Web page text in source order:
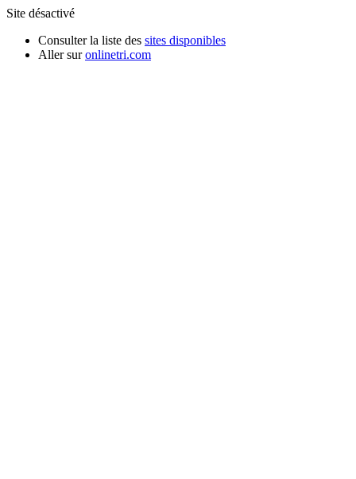
Site désactivé
Consulter la liste des sites disponibles
Aller suronlinetri.com